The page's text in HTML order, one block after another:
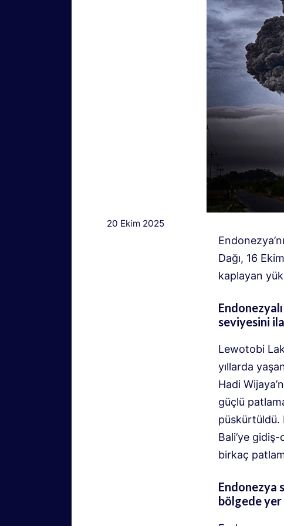
20 Ekim 2025
Dağı, 16
kaplayan
seviyesini
Lewotobi
yıllarda
Hadi
güçlü
püskürtüldü.
Bali’ye
birkaç
Endonezya
bölgede